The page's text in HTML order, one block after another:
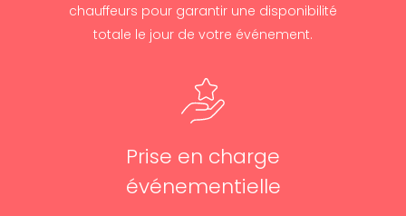
chauffeurs pour garantir une disponibilité
totale le jour de votre événement.
Prise en charge
événementielle